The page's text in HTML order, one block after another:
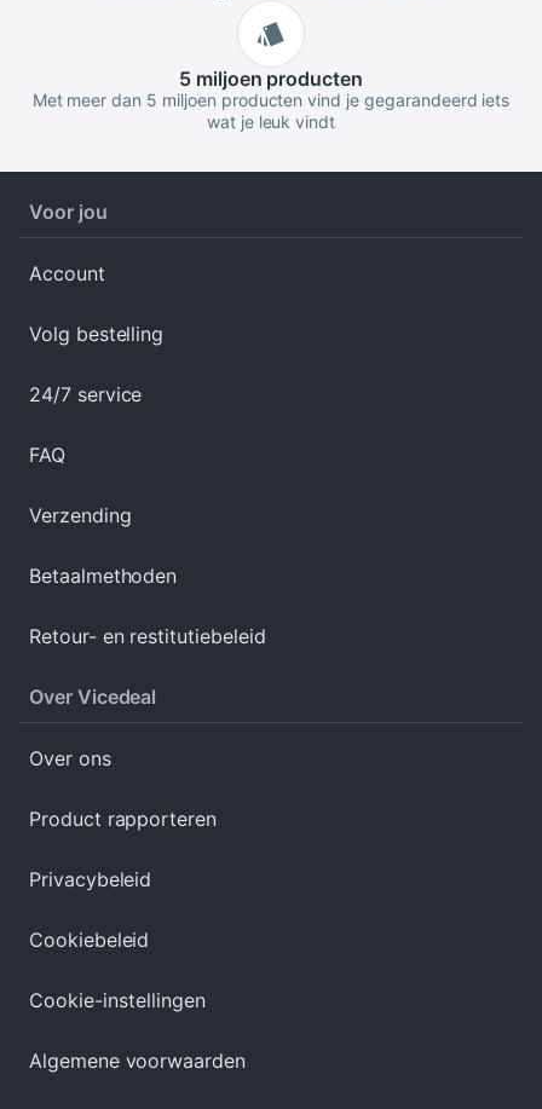
5 miljoen producten
Met meer dan 5 miljoen producten vind je gegarandeerd iets
wat je leuk vindt
Voor jou
Account
Volg bestelling
24/7 service
FAQ
Verzending
Betaalmethoden
Retour- en restitutiebeleid
Over Vicedeal
Over ons
Product rapporteren
Privacybeleid
Cookiebeleid
Cookie-instellingen
Algemene voorwaarden